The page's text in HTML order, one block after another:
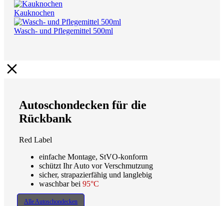
Kauknochen
Wasch- und Pflegemittel 500ml
Autoschondecken für die
Rückbank
Red Label
einfache Montage, StVO-konform
schützt Ihr Auto vor Verschmutzung
sicher, strapazierfähig und langlebig
waschbar bei 95°C
Alle Autoschondecken